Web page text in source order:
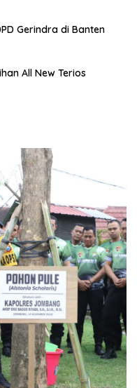
Gerindra di Banten
All New Terios